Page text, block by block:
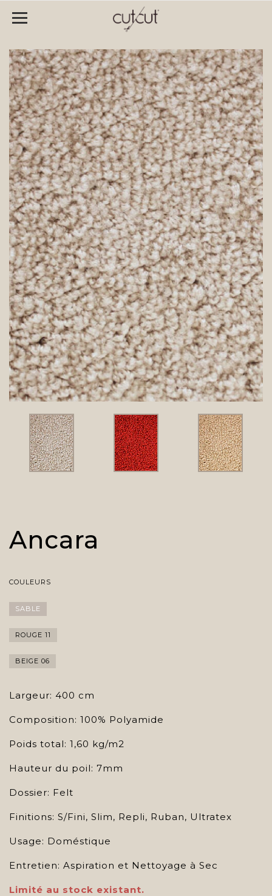
Ancara
COULEURS
SABLE
ROUGE 11
BEIGE 06
Largeur: 400 cm
Composition: 100% Polyamide
Poids total: 1,60 kg/m2
Hauteur du poil: 7mm
Dossier: Felt
Finitions: S/Fini, Slim, Repli, Ruban, Ultratex
Usage: Doméstique
Entretien: Aspiration et Nettoyage à Sec
Limité au stock existant.